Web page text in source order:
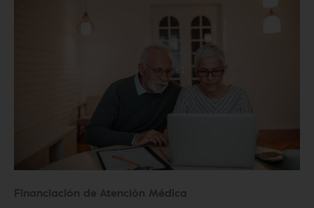
Financiación de Atención Médica